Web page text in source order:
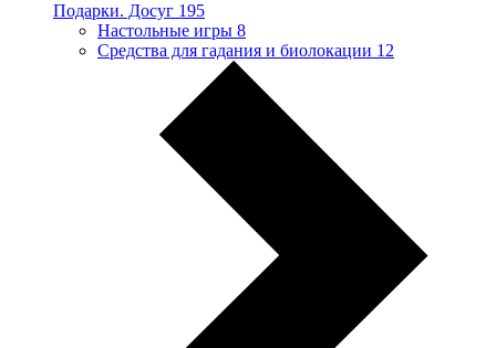
Подарки. Досуг 195
Настольные игры 8
Средства для гадания и биолокации 12